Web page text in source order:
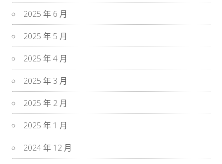
2025 年 6 月
2025 年 5 月
2025 年 4 月
2025 年 3 月
2025 年 2 月
2025 年 1 月
2024 年 12 月